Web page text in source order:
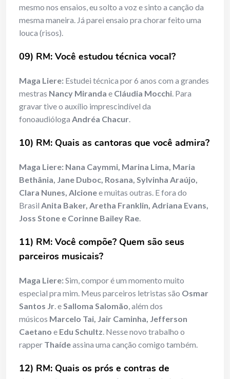
mesmo nos ensaios, eu solto a voz e sinto a canção da
mesma maneira. Já parei ensaio pra chorar feito uma
louca (risos).
09) RM: Você estudou técnica vocal?
Maga Liere: Estudei técnica por 6 anos com a grandes
mestras Nancy Miranda e Cláudia Mocchi. Para
gravar tive o auxílio imprescindível da
fonoaudióloga Andréa Chacur.
10) RM: Quais as cantoras que você admira?
Maga Liere: Nana Caymmi, Marina Lima, Maria
Bethânia, Jane Duboc, Rosana, Sylvinha Araújo,
Clara Nunes, Alcionee muitas outras. E fora do
Brasil Anita Baker, Aretha Franklin, Adriana Evans,
Joss Stone e Corinne Bailey Rae.
11) RM: Você compõe? Quem são seus
parceiros musicais?
Maga Liere:Sim, compor é um momento muito
especial pra mim. Meus parceiros letristas são Osmar
Santos Jr. eSalloma Salomão, além dos
músicos Marcelo Tai, Jair Caminha, Jefferson
Caetano e Edu Schultz. Nesse novo trabalho o
rapper Thaídeassina uma canção comigo também.
12) RM: Quais os prós e contras de